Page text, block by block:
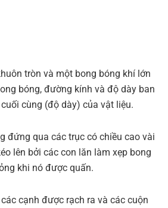
tròn và một bong bóng khí lớn
bóng, đường kính và độ dày ban
cùng (độ dày) của vật liệu.
đứng qua các trục có chiều cao vài
lên bởi các con lăn làm xẹp bong
khi nó được quấn.
cạnh được rạch ra và các cuộn